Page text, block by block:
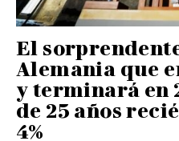
El
Alemania que
y terminará en
de 25 años
4%